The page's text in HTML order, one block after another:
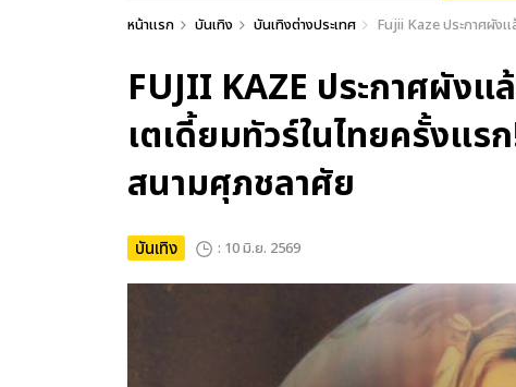
หน้าแรก บันเทิง บันเทิงต่างประเทศ Fujii Kaze ประกาศผัง
FUJII KAZE ประกาศผังแ
เตเดี้ยมทัวร์ในไทยครั้งแ
สนามศุภชลาศัย
บันเทิง : 10 มิ.ย. 2569